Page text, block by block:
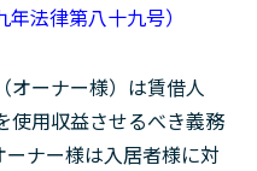
法律第八十九号）
オーナー様）は賃借人
使用収益させるべき義務
ナー様は入居者様に対